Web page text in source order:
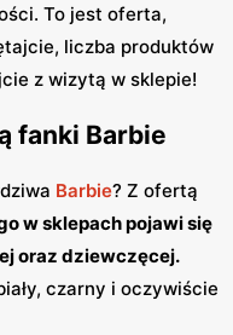
To jest oferta,
liczba produktów
z wizytą w sklepie!
fanki Barbie
Barbie? Z ofertą
w sklepach pojawi się
oraz dziewczęcej.
czarny i oczywiście